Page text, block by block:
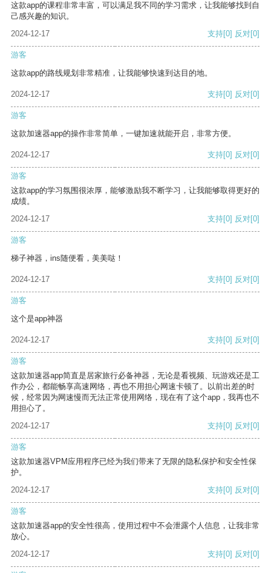
这款app的课程非常丰富，可以满足我不同的学习需求，让我能够找到自
己感兴趣的知识。
2024-12-17
支持[0] 反对[0]
游客
这款app的路线规划非常精准，让我能够快速到达目的地。
2024-12-17 支持[0] 反对[0]
游客
这款加速器app的操作非常简单，一键加速就能开启，非常方便。
2024-12-17 支持[0] 反对[0]
游客
这款app的学习氛围很浓厚，能够激励我不断学习，让我能够取得更好的
成绩。
2024-12-17
支持[0] 反对[0]
游客
梯子神器，ins随便看，美美哒！
2024-12-17 支持[0] 反对[0]
游客
这个是app神器
2024-12-17 支持[0] 反对[0]
游客
这款加速器app简直是居家旅行必备神器，无论是看视频、玩游戏还是工
作办公，都能畅享高速网络，再也不用担心网速卡顿了。以前出差的时
候，经常因为网速慢而无法正常使用网络，现在有了这个app，我再也不
用担心了。
2024-12-17
支持[0] 反对[0]
游客
这款加速器VPM应用程序已经为我们带来了无限的隐私保护和安全性保
护。
2024-12-17
支持[0] 反对[0]
游客
这款加速器app的安全性很高，使用过程中不会泄露个人信息，让我非常
放心。
2024-12-17
支持[0] 反对[0]